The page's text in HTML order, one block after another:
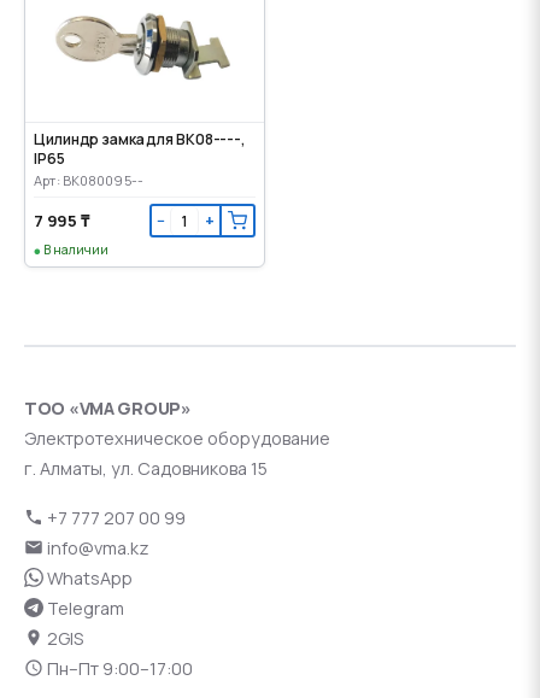
Цилиндр замка для BK08----,
IP65
Арт: BK080095--
7 995 ₸ − +
В наличии
ТОО «VMA GROUP»
Электротехническое оборудование
г. Алматы, ул. Садовникова 15
+7 777 207 00 99
info@vma.kz
WhatsApp
Telegram
2GIS
Пн–Пт 9:00–17:00